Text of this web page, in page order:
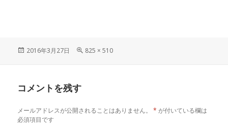
投
2016年3月27日
フ
825 × 510
コメントを残す
メールアドレスが公開されることはありません。 * が付いている欄は
必須項目です